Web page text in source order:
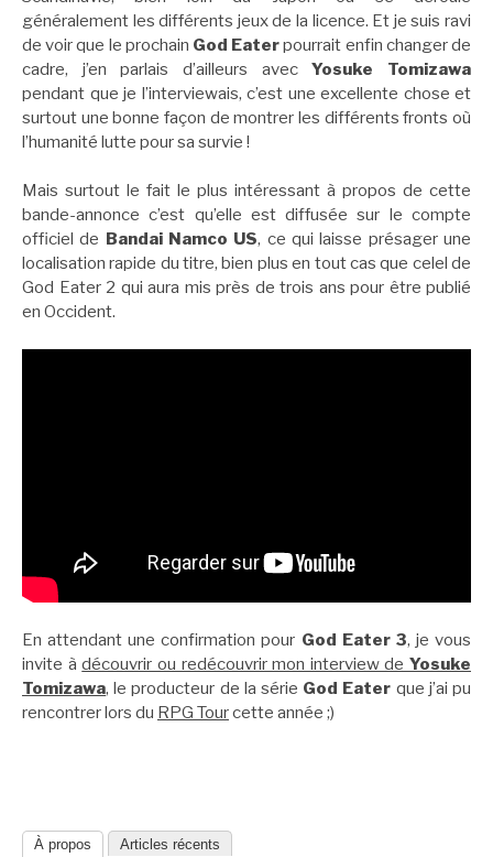
généralement les différents jeux de la licence. Et je suis ravi
de voir que le prochain God Eaterpourrait enfin changer de
cadre, j’en parlais d’ailleurs avecYosuke Tomizawa
pendant que je l’interviewais, c’est une excellente chose et
surtout une bonne façon de montrer les différents fronts où
l’humanité lutte pour sa survie !
Mais surtout le fait le plus intéressant à propos de cette
bande-annonce c’est qu’elle est diffusée sur le compte
officiel de Bandai Namco US, ce qui laisse présager une
localisation rapide du titre, bien plus en tout cas que celel de
God Eater 2 qui aura mis près de trois ans pour être publié
en Occident.
En attendant une confirmation pour God Eater 3, je vous
invite àdécouvrir ou redécouvrir mon interview de Yosuke
Tomizawa, le producteur de la série God Eater que j’ai pu
rencontrer lors du RPG Tourcette année ;)
À propos Articles récents